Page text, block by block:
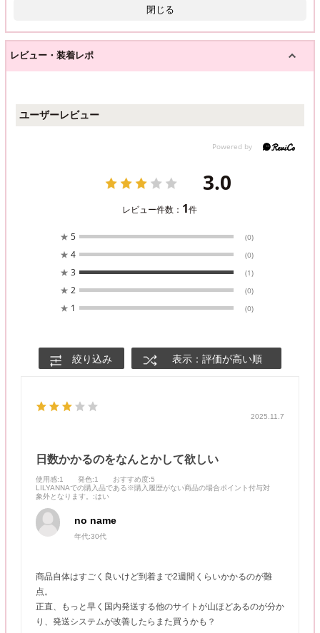
閉じる
レビュー・装着レポ
ユーザーレビュー
3.0
レビュー件数： 1件
★ 5 (0)
★ 4 (0)
★ 3 (1)
★ 2 (0)
★ 1 (0)
絞り込み 表示：評価が高い順
2025.11.7
日数かかるのをなんとかして欲しい
使用感:1 発色:1 おすすめ度:5
LILYANNAでの購入品である※購入履歴がない商品の場合ポイント付与対
象外となります。
:はい
no name
年代:30代
商品自体はすごく良いけど到着まで2週間くらいかかるのが難
点。
正直、もっと早く国内発送する他のサイトが山ほどあるのが分か
り、発送システムが改善したらまた買うかも？